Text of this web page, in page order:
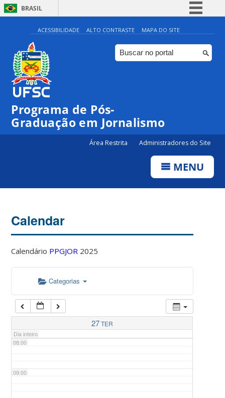
BRASIL
Simplifique!
Comunica BR
Participe
ACESSIBILIDADE ALTO CONTRASTE MAPA DO SITE
Programa de Pós-
Graduação em Jornalismo
Área Restrita Administradores do Site
MENU
Calendar
Calendário PPGJOR 2025
Categorias
27TER
Dia inteiro
04:00
05:00
07:00
08:00
09:00